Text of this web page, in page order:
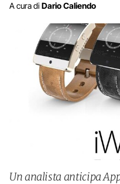
A cura di Dario Caliendo
Un analista anticipa